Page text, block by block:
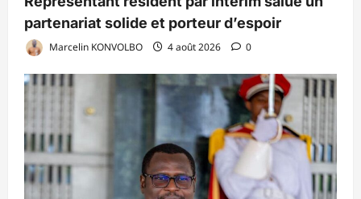
partenariat solide et porteur d’espoir
Marcelin KONVOLBO 4 août 2026 0